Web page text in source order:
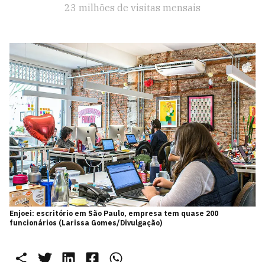
23 milhões de visitas mensais
Enjoei: escritório em São Paulo, empresa tem quase 200
funcionários (Larissa Gomes/Divulgação)